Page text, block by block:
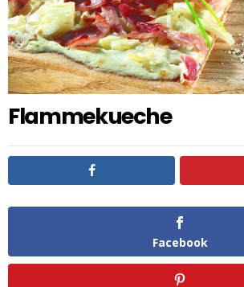
Flammekueche
Facebook